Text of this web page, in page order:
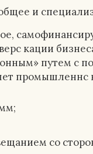
и
кации
путем с
промышленнс
со